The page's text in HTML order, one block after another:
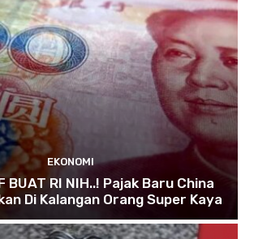
EKONOMI
BUAT RI NIH..! Pajak Baru China
Di Kalangan Orang Super Kaya